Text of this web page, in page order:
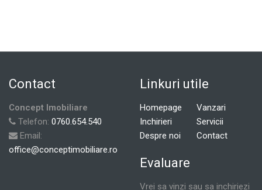
Contact
Concept Imobiliare
Telefon: 0760.654.540
Email:
office@conceptimobiliare.ro
Linkuri utile
Homepage
Vanzari
Inchirieri
Servicii
Despre noi
Contact
Evaluare
Vrei sa vinzi sau sa inchiriezi